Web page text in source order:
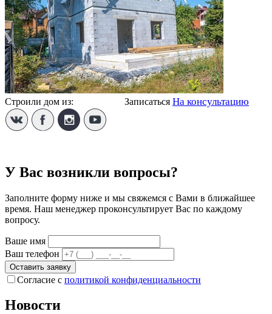
Строили дом из: Записаться На консультацию
У Вас возникли вопросы?
Заполните форму ниже и мы свяжемся с Вами в ближайшее
время. Наш менеджер проконсультирует Вас по каждому
вопросу.
Ваше имя
Ваш телефон
Оставить заявку
Согласие с политикой конфиденциальности
Новости